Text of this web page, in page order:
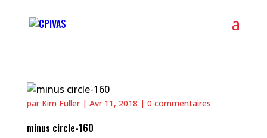
par Kim Fuller| Avr 11, 2018 | 0 commentaires
minus circle-160